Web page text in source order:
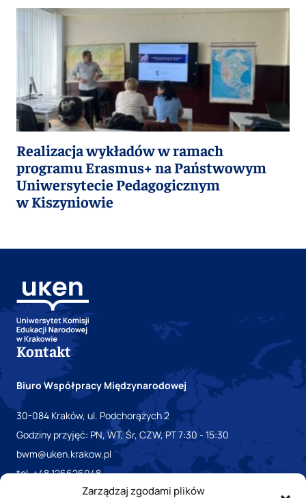
Zarządzaj zgodami plików
Realizacja wykładów w ramach
programu Erasmus+ na Państwowym
Uniwersytecie Pedagogicznym
w Kiszyniowie
Kontakt
Biuro Współpracy Międzynarodowej
30-084 Kraków, ul. Podchorążych 2
Godziny przyjęć: PN, WT, Śr, CZW, PT 7:30 - 15:30
bwm@uken.krakow.pl
tel. +48 126626048